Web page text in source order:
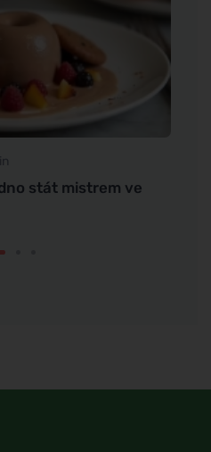
stát mistrem ve